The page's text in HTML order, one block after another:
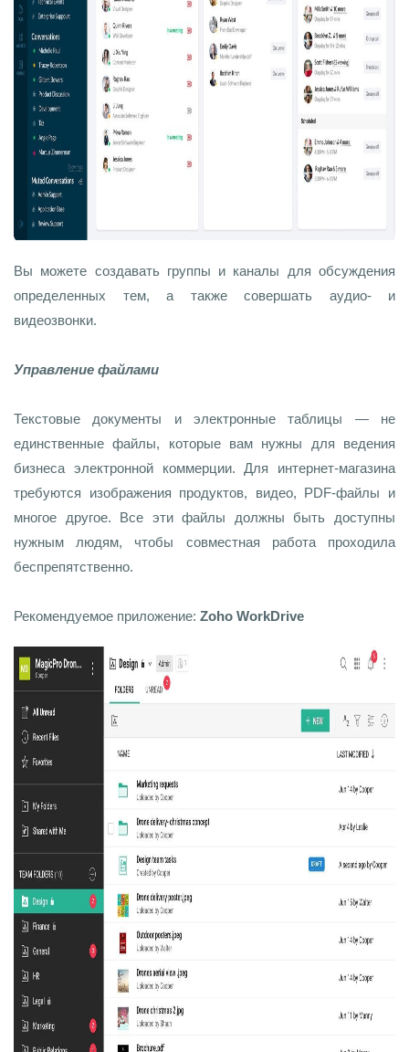
Вы можете создавать группы и каналы для обсуждения
определенных тем, а также совершать аудио- и
видеозвонки.
Управление файлами
Текстовые документы и электронные таблицы — не
единственные файлы, которые вам нужны для ведения
бизнеса электронной коммерции. Для интернет-магазина
требуются изображения продуктов, видео, PDF-файлы и
многое другое. Все эти файлы должны быть доступны
нужным людям, чтобы совместная работа проходила
беспрепятственно.
Рекомендуемое приложение: Zoho WorkDrive